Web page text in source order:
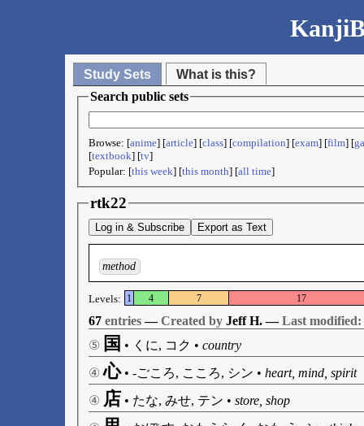
Study Sets
What is this?
Search public sets
Browse: [anime] [article] [class] [compilation] [exam] [film] [
[textbook] [tv]
Popular: [this week] [this month] [all time]
rtk22
Log in & Subscribe Export as Text
method
Levels: 1 4 7 17
67 entries—Created by Jeff H. —Last modified:
⑤ 国 • くに, コク • country
④ 心• -ごころ, こころ, シン • heart, mind, spirit
④ 店 • たな, みせ, テン • store, shop